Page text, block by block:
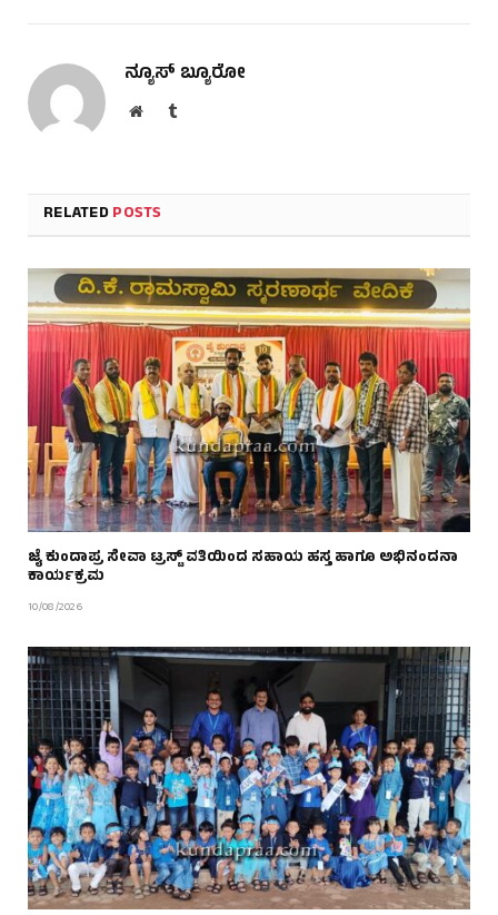
ನ್ಯೂಸ್ ಬ್ಯೂರೋ
WebsiteTumblr
RELATEDPOSTS
ಜೈ ಕುಂದಾಪ್ರ ಸೇವಾ ಟ್ರಸ್ಟ್ ವತಿಯಿಂದ ಸಹಾಯ ಹಸ್ತ ಹಾಗೂ ಅಭಿನಂದನಾ
ಕಾರ್ಯಕ್ರಮ
10/08/2026